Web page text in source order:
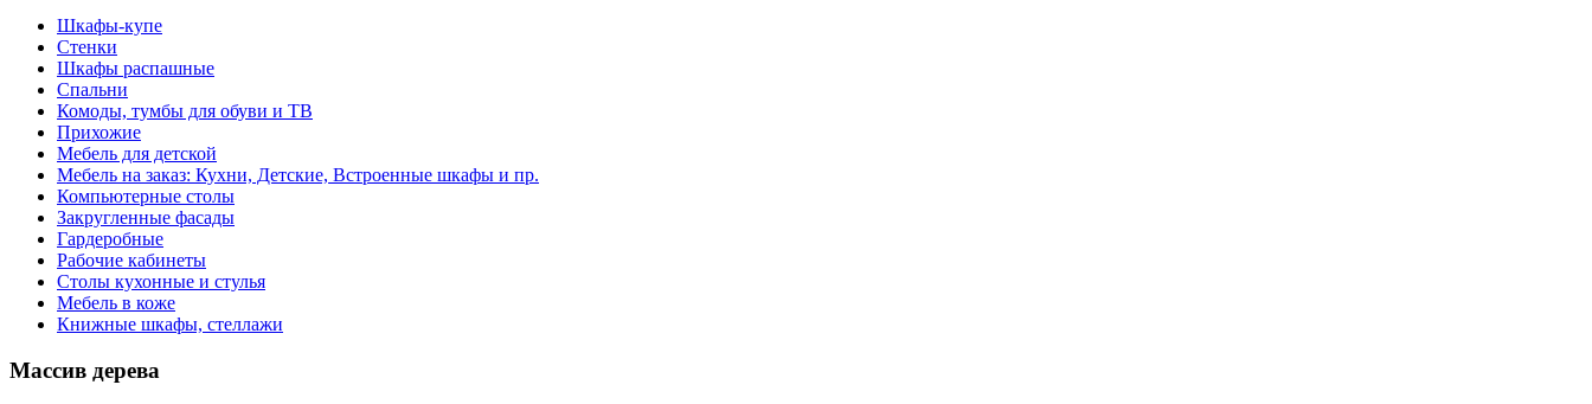
Шкафы-купе
Стенки
Шкафы распашные
Спальни
Комоды, тумбы для обуви и ТВ
Прихожие
Мебель для детской
Мебель на заказ: Кухни, Детские, Встроенные шкафы и пр.
Компьютерные столы
Закругленные фасады
Гардеробные
Рабочие кабинеты
Столы кухонные и стулья
Мебель в коже
Книжные шкафы, стеллажи
Массив дерева